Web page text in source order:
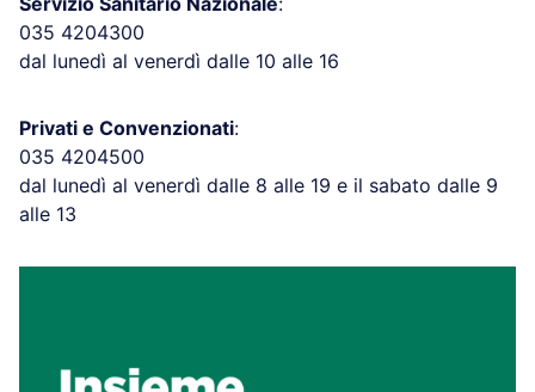
035 4204300
dal lunedì al venerdì dalle 10 alle 16
Privati e Convenzionati:
035 4204500
dal lunedì al venerdì dalle 8 alle 19 e il sabato dalle 9
alle 13